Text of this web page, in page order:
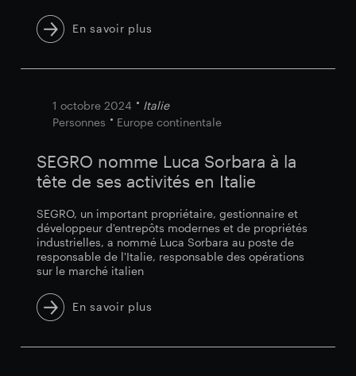
En savoir plus
1 octobre 2024
Italie
Personnes
Europe continentale
SEGRO nomme Luca Sorbara à la
tête de ses activités en Italie
SEGRO, un important propriétaire, gestionnaire et
développeur d'entrepôts modernes et de propriétés
industrielles, a nommé Luca Sorbara au poste de
responsable de l'Italie, responsable des opérations
sur le marché italien
En savoir plus